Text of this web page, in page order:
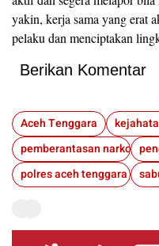
yakin, kerja sama yang erat
pelaku dan menciptakan
Berikan Komentar
Aceh Tenggara
pemberantasan narkoba
polres aceh tenggara